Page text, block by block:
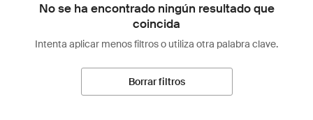
No se ha encontrado ningún resultado que
coincida
Intenta aplicar menos filtros o utiliza otra palabra clave.
Borrar filtros